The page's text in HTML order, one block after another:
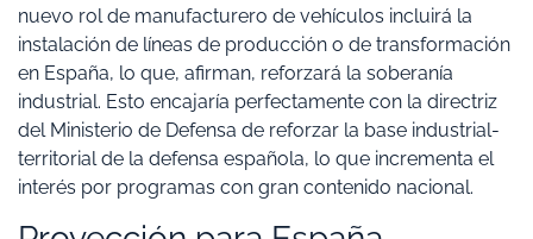
nuevo rol de manufacturero de vehículos incluirá la
instalación de líneas de producción o de transformación
en España, lo que, afirman, reforzará la soberanía
industrial. Esto encajaría perfectamente con la directriz
del Ministerio de Defensa de reforzar la base industrial-
territorial de la defensa española, lo que incrementa el
interés por programas con gran contenido nacional.